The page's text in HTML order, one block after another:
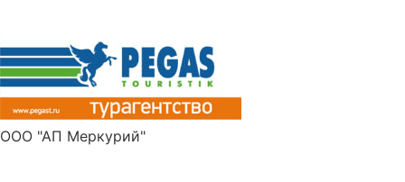
ООО "АП Меркурий"